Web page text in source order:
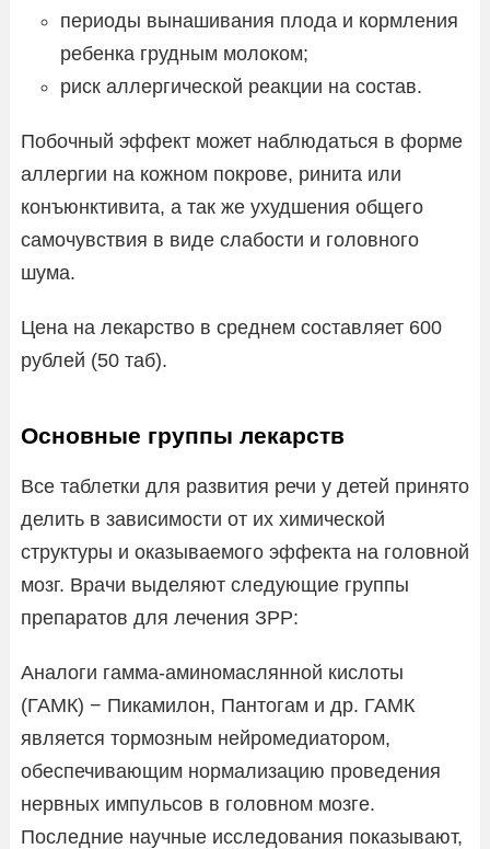
периоды вынашивания плода и кормления
ребенка грудным молоком;
риск аллергической реакции на состав.
Побочный эффект может наблюдаться в форме
аллергии на кожном покрове, ринита или
конъюнктивита, а так же ухудшения общего
самочувствия в виде слабости и головного
шума.
Цена на лекарство в среднем составляет 600
рублей (50 таб).
Основные группы лекарств
Все таблетки для развития речи у детей принято
делить в зависимости от их химической
структуры и оказываемого эффекта на головной
мозг. Врачи выделяют следующие группы
препаратов для лечения ЗРР:
Аналоги гамма-аминомаслянной кислоты
(ГАМК) − Пикамилон, Пантогам и др. ГАМК
является тормозным нейромедиатором,
обеспечивающим нормализацию проведения
нервных импульсов в головном мозге.
Последние научные исследования показывают,